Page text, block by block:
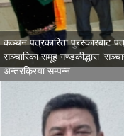
कञ्चन पत्रकारिता पुरस्कारबाट
सञ्चारिका समूह गण्डकीद्धारा
अन्तरक्रिया सम्पन्न